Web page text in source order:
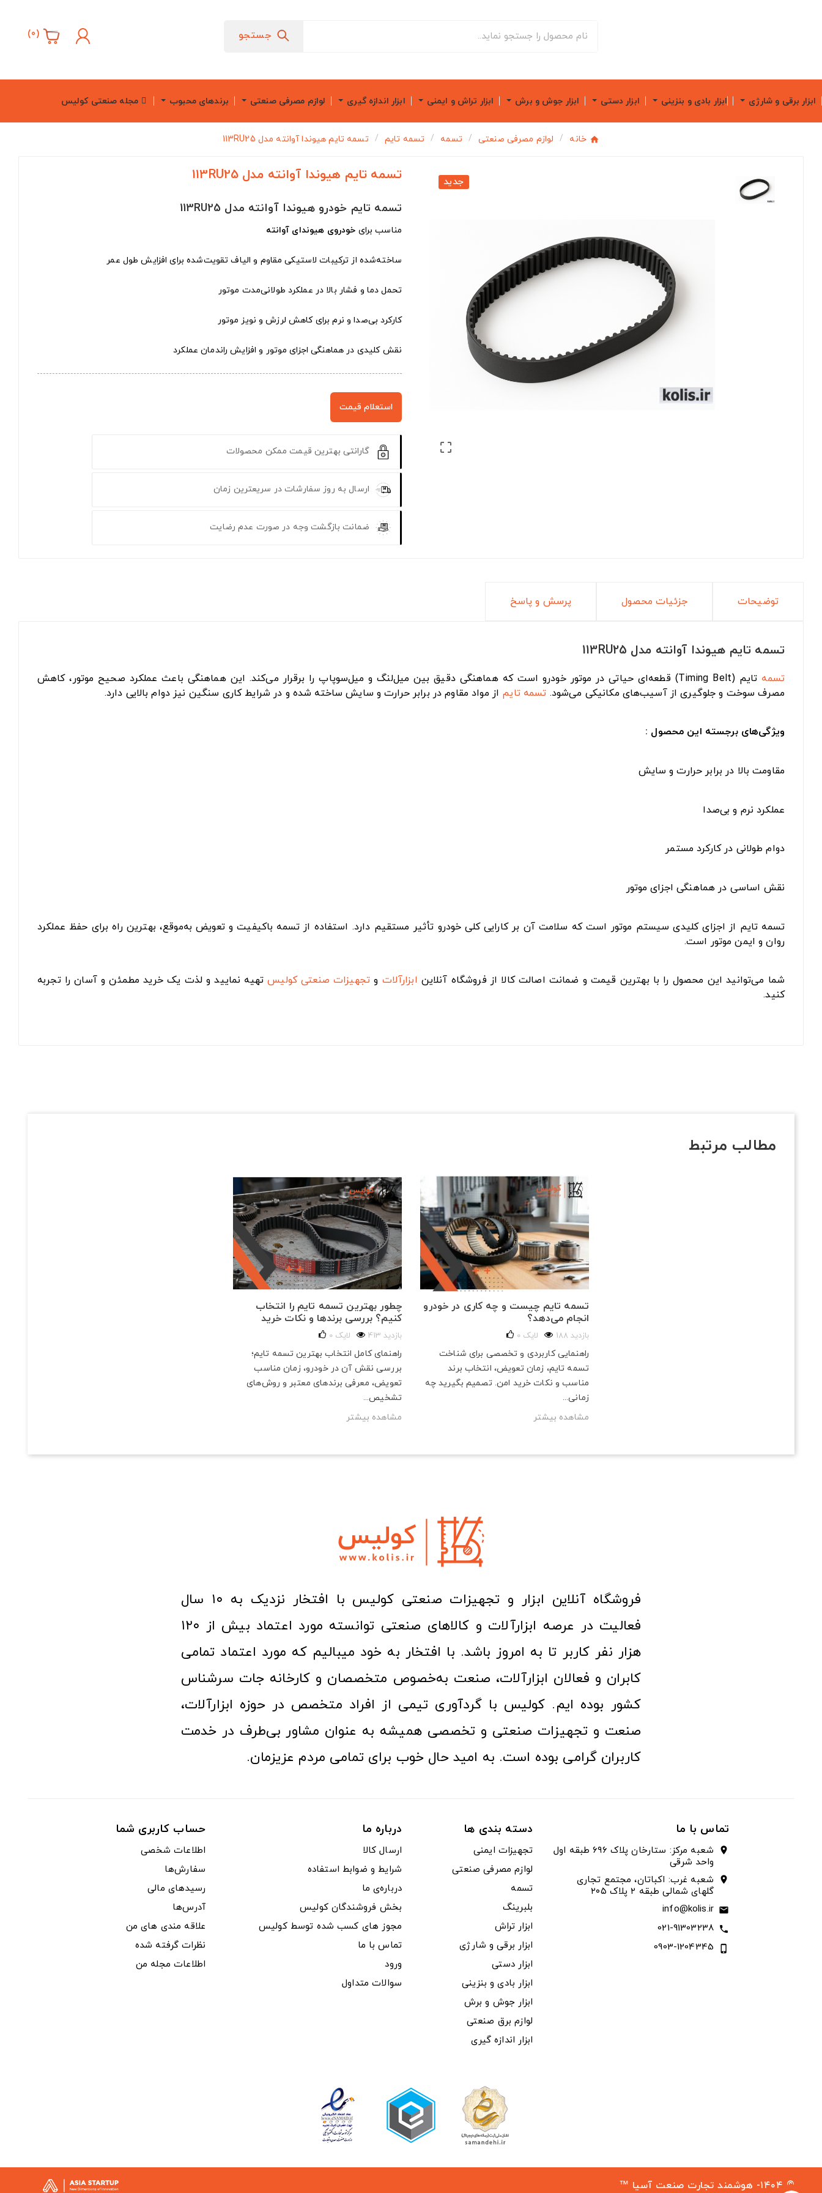
جستجو (
0
)
ابزار برقی و شارژی ابزار بادی و بنزینی ابزار دستی ابزار جوش و برش ابزار تراش و ایمنی ابزار اندازه گیری لوازم مصرفی صنعتی برندهای محبوب مجله صنعتی کولیس
خانه لوازم مصرفی صنعتی تسمه تسمه تایم تسمه تایم هیوندا آوانته مدل 113RU25
جدید

تسمه تایم هیوندا آوانته مدل 113RU25
تسمه تایم خودرو هیوندا آوانته مدل 113RU25
مناسب برای خودروی هیوندای آوانته
ساخته‌شده از ترکیبات لاستیکی مقاوم و الیاف تقویت‌شده برای افزایش طول عمر
تحمل دما و فشار بالا در عملکرد طولانی‌مدت موتور
کارکرد بی‌صدا و نرم برای کاهش لرزش و نویز موتور
نقش کلیدی در هماهنگی اجزای موتور و افزایش راندمان عملکرد
استعلام قیمت
گارانتی بهترین قیمت ممکن محصولات
ارسال به روز سفارشات در سریعترین زمان
ضمانت بازگشت وجه در صورت عدم رضایت
توضیحات جزئیات محصول پرسش و پاسخ
تسمه تایم هیوندا آوانته مدل 113RU25
تسمه
تایم (Timing Belt) قطعه‌ای حیاتی در موتور خودرو است که هماهنگی دقیق بین میل‌لنگ و میل‌سوپاپ را برقرار می‌کند. این هماهنگی باعث عملکرد صحیح موتور، کاهش
مصرف سوخت و جلوگیری از آسیب‌های مکانیکی می‌شود. تسمه تایم از مواد مقاوم در برابر حرارت و سایش ساخته شده و در شرایط کاری سنگین نیز دوام بالایی دارد.
ویژگی‌های برجسته این محصول :
مقاومت بالا در برابر حرارت و سایش
عملکرد نرم و بی‌صدا
دوام طولانی در کارکرد مستمر
نقش اساسی در هماهنگی اجزای موتور
تسمه تایم از اجزای کلیدی سیستم موتور است که سلامت آن بر کارایی کلی خودرو تأثیر مستقیم دارد. استفاده از تسمه باکیفیت و تعویض به‌موقع، بهترین راه برای حفظ عملکرد
روان و ایمن موتور است.
شما می‌توانید این محصول را با بهترین قیمت و ضمانت اصالت کالا از فروشگاه آنلاین ابزارآلات و تجهیزات صنعتی کولیستهیه نمایید و لذت یک خرید مطمئن و آسان را تجربه
کنید.
مطالب مرتبط
چطور بهترین تسمه تایم را انتخاب
کنیم؟ بررسی برندها و نکات خرید
413 بازدید 0 لایک
راهنمای کامل انتخاب بهترین تسمه تایم؛
بررسی نقش آن در خودرو، زمان مناسب
تعویض، معرفی برندهای معتبر و روش‌های
تشخیص...
مشاهده بیشتر
تسمه تایم چیست و چه کاری در خودرو
انجام می‌دهد؟
188 بازدید 0 لایک
راهنمایی کاربردی و تخصصی برای شناخت
تسمه تایم، زمان تعویض، انتخاب برند
مناسب و نکات خرید امن. تصمیم بگیرید چه
زمانی...
مشاهده بیشتر
فروشگاه آنلاین ابزار و تجهیزات صنعتی کولیس با افتخار نزدیک به ۱۰ سال
فعالیت در عرصه ابزارآلات و کالاهای صنعتی توانسته مورد اعتماد بیش از ۱۲۰
هزار نفر کاربر تا به امروز باشد. با افتخار به خود میبالیم که مورد اعتماد تمامی
کابران و فعالان ابزارآلات، صنعت به‌خصوص متخصصان و کارخانه جات سرشناس
کشور بوده ایم. کولیس با گردآوری تیمی از افراد متخصص در حوزه ابزارآلات،
صنعت و تجهیزات صنعتی و تخصصی همیشه به عنوان مشاور بی‌طرف در خدمت
کاربران گرامی بوده است. به امید حال خوب برای تمامی مردم عزیزمان.
تماس با ما
location_on
شعبه مرکز: ستارخان پلاک ۶۹۶ طبقه اول
واحد شرقی
location_on
شعبه غرب: اکباتان، مجتمع تجاری
گلهای شمالی طبقه ۲ پلاک ۲۰۵
email
info@kolis.ir
call
021-91303238
phone_iphone
0903-1204345
دسته بندی ها
تجهیزات ایمنی
لوازم مصرفی صنعتی
تسمه
بلبرینگ
ابزار تراش
ابزار برقی و شارژی
ابزار دستی
ابزار بادی و بنزینی
ابزار جوش و برش
لوازم برق صنعتی
ابزار اندازه گیری
درباره ما
ارسال کالا
شرایط و ضوابط استفاده
درباره‌ی ما
بخش فروشندگان کولیس
مجوز های کسب شده توسط کولیس
تماس با ما
ورود
سوالات متداول
حساب کاربری شما
اطلاعات شخصی
سفارش‌ها
رسیدهای مالی
آدرس‌ها
علاقه مندی های من
نظرات گرفته شده
اطلاعات مجله من
© ۱۴۰۴- هوشمند تجارت صنعت آسیا ™